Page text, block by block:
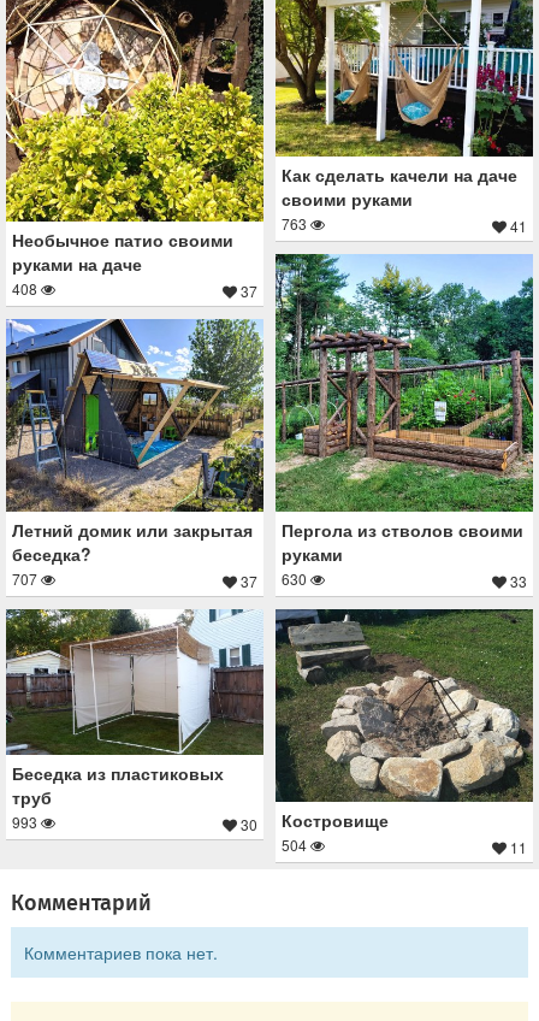
Как сделать качели на даче
своими руками
763 41
Необычное патио своими
руками на даче
408 37
Пергола из стволов своими
руками
630 33
Летний домик или закрытая
беседка?
707 37
Костровище
504 11
Беседка из пластиковых
труб
993 30
Комментарий
Комментариев пока нет.